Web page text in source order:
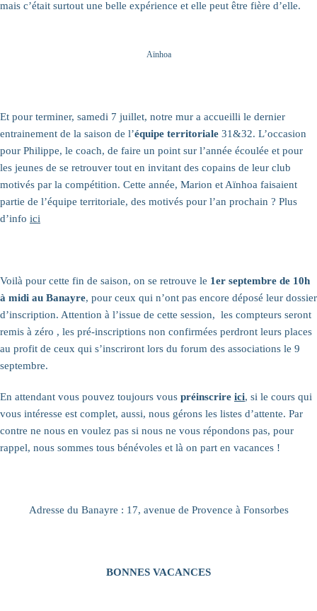
mais c’était surtout une belle expérience et elle peut être fière d’elle.
Aïnhoa
Et pour terminer, samedi 7 juillet, notre mur a accueilli le dernier
entrainement de la saison de l’équipe territoriale 31&32. L’occasion
pour Philippe, le coach, de faire un point sur l’année écoulée et pour
les jeunes de se retrouver tout en invitant des copains de leur club
motivés par la compétition. Cette année, Marion et Aïnhoa faisaient
partie de l’équipe territoriale, des motivés pour l’an prochain ? Plus
d’info ici
Voilà pour cette fin de saison, on se retrouve le 1er septembre de 10h
à midi au Banayre, pour ceux qui n’ont pas encore déposé leur dossier
d’inscription. Attention à l’issue de cette session, les compteurs seront
remis à zéro , les pré-inscriptions non confirmées perdront leurs places
au profit de ceux qui s’inscriront lors du forum des associations le 9
septembre.
En attendant vous pouvez toujours vous préinscrire ici, si le cours qui
vous intéresse est complet, aussi, nous gérons les listes d’attente. Par
contre ne nous en voulez pas si nous ne vous répondons pas, pour
rappel, nous sommes tous bénévoles et là on part en vacances !
Adresse du Banayre : 17, avenue de Provence à Fonsorbes
BONNES VACANCES